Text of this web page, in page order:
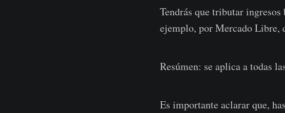
Tendrás que tributar
ejemplo, por Mercado Libre,
Resúmen: se aplica a todas
Es importante aclarar que,